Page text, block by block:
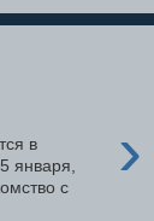
›
в
января,
с